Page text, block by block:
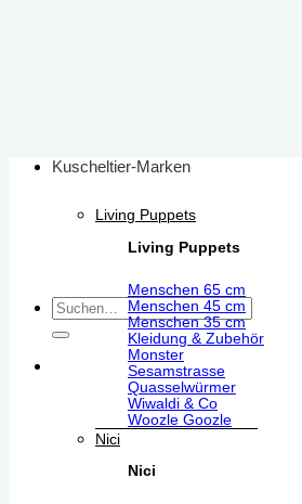
Suchen
nach:
Kuscheltier-Marken
Living Puppets
Living Puppets
Menschen 65 cm
Menschen 45 cm
Menschen 35 cm
Kleidung & Zubehör
Monster
Sesamstrasse
Quasselwürmer
Wiwaldi & Co
Woozle Goozle
Nici
Nici